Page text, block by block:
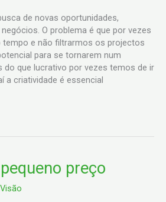
de novas oportunidades,
O problema é que por vezes
tempo e não filtrarmos os projectos
para se tornarem num
do que lucrativo por vezes temos de ir
a criatividade é essencial
preço
Visão